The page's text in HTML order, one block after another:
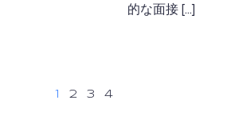
的な面接 […]
1 2 3 4